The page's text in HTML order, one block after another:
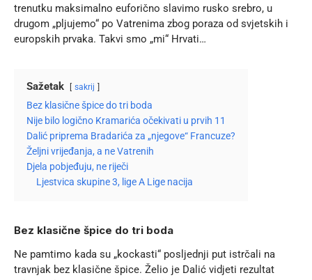
trenutku maksimalno euforično slavimo rusko srebro, u
drugom „pljujemo“ po Vatrenima zbog poraza od svjetskih i
europskih prvaka. Takvi smo „mi“ Hrvati…
Sažetak sakrij
Bez klasične špice do tri boda
Nije bilo logično Kramarića očekivati u prvih 11
Dalić priprema Bradarića za „njegove“ Francuze?
Željni vrijeđanja, a ne Vatrenih
Djela pobjeđuju, ne riječi
Ljestvica skupine 3, lige A Lige nacija
Bez klasične špice do tri boda
Ne pamtimo kada su „kockasti“ posljednji put istrčali na
travnjak bez klasične špice. Želio je Dalić vidjeti rezultat